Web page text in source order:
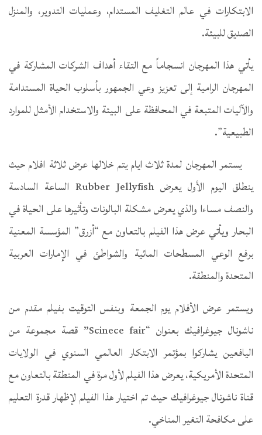
الابتكارات في عالم التغليف المستدام، وعمليات التدوير، والمنزل
الصديق للبيئة.
يأتي هذا المهرجان انسجاماً مع التقاء أهداف الشركات المشاركة في
المهرجان الرامية إلى تعزيز وعي الجمهور بأسلوب الحياة المستدامة
والآليات المتبعة في المحافظة على البيئة والاستخدام الأمثل للموارد
الطبيعية”.
يستمر المهرجان لمدة ثلاث ايام يتم خلالها عرض ثلاثة افلام حيث
ينطلق اليوم الأول يعرض Rubber Jellyfish الساعة السادسة
والنصف مساءا والذي يعرض مشكلة البالونات وتأثيرها على الحياة في
البحار ويأتي عرض هذا الفيلم بالتعاون مع “أزرق” المؤسسة المعنية
برفع الوعي المسطحات المائية والشواطئ في الإمارات العربية
المتحدة والمنطقة.
ويستمر عرض الأفلام يوم الجمعة وبنفس التوقيت بفيلم مقدم من
ناشونال جيوغرافيك بعنوان “Scinece fair” قصة مجموعة من
اليافعين يشاركوا بمؤتمر الابتكار العالمي السنوي في الولايات
المتحدة الأمريكية، يعرض هذا الفيلم لأول مرة في المنطقة بالتعاون مع
قناة ناشونال جيوغرافيك حيث تم اختيار هذا الفيلم لإظهار قدرة التعليم
على مكافحة التغير المناخي.